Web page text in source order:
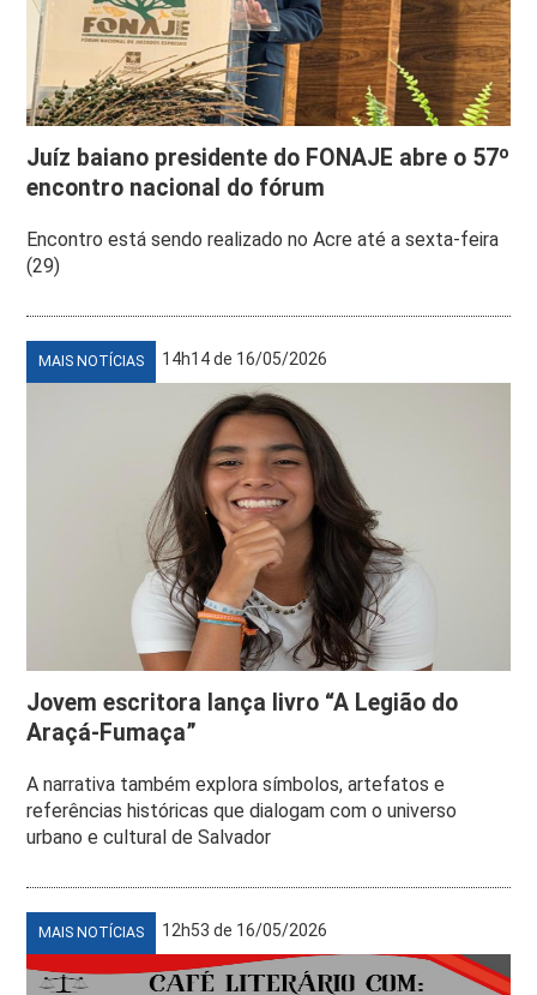
Juíz baiano presidente do FONAJE abre o 57º
encontro nacional do fórum
Encontro está sendo realizado no Acre até a sexta-feira
(29)
MAIS NOTÍCIAS 14h14 de 16/05/2026
Jovem escritora lança livro “A Legião do
Araçá-Fumaça”
A narrativa também explora símbolos, artefatos e
referências históricas que dialogam com o universo
urbano e cultural de Salvador
MAIS NOTÍCIAS 12h53 de 16/05/2026